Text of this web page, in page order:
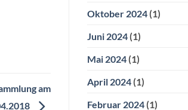
am
Oktober 2024(1)
Juni 2024(1)
Mai 2024(1)
April 2024(1)
Februar 2024(1)